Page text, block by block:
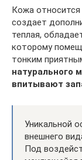
Кожа
создает
теплая,
которому
тонким
натурального
впитывают
Уникальной
внешнего
Под